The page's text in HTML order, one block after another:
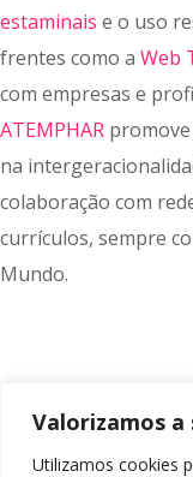
Valorizamos a
Utilizamos cookies
estaminais e o uso
frentes como a Web
com empresas e
ATEMPHAR
na
colaboração com
currículos, sempre
Mundo.